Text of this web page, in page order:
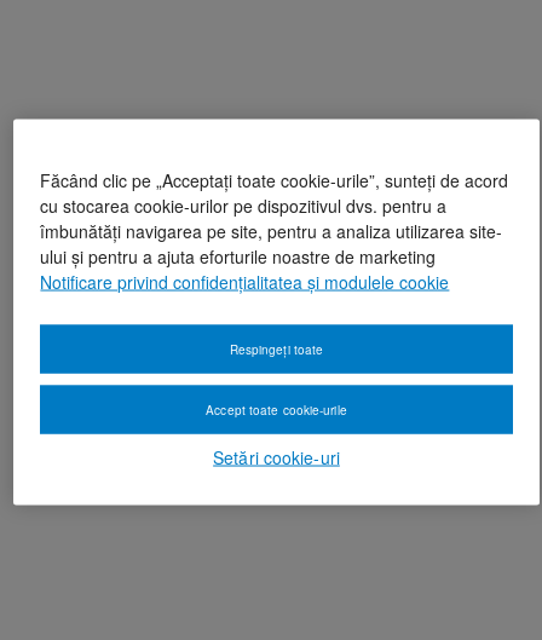
Făcând clic pe „Acceptați toate cookie-urile”, sunteți de acord
cu stocarea cookie-urilor pe dispozitivul dvs. pentru a
îmbunătăți navigarea pe site, pentru a analiza utilizarea site-
ului și pentru a ajuta eforturile noastre de marketing
Notificare privind confidențialitatea și modulele cookie
Setări cookie-uri
Respingeți toate
Accept toate cookie-urile